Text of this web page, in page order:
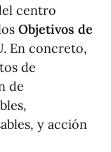
centro
Objetivos de
En concreto,
de
de
y acción